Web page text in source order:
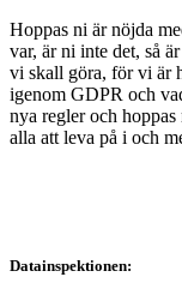
Hoppas ni är nöjda
var, är ni inte det, så
vi skall göra, för vi är
igenom GDPR och
nya regler och
alla att leva på i och
Datainspektionen: